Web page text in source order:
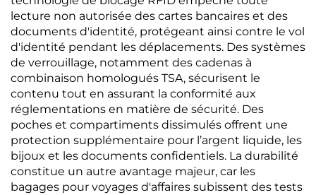
lecture non autorisée des cartes bancaires et des
documents d'identité, protégeant ainsi contre le vol
d'identité pendant les déplacements. Des systèmes
de verrouillage, notamment des cadenas à
combinaison homologués TSA, sécurisent le
contenu tout en assurant la conformité aux
réglementations en matière de sécurité. Des
poches et compartiments dissimulés offrent une
protection supplémentaire pour l’argent liquide, les
bijoux et les documents confidentiels. La durabilité
constitue un autre avantage majeur, car les
bagages pour voyages d'affaires subissent des tests